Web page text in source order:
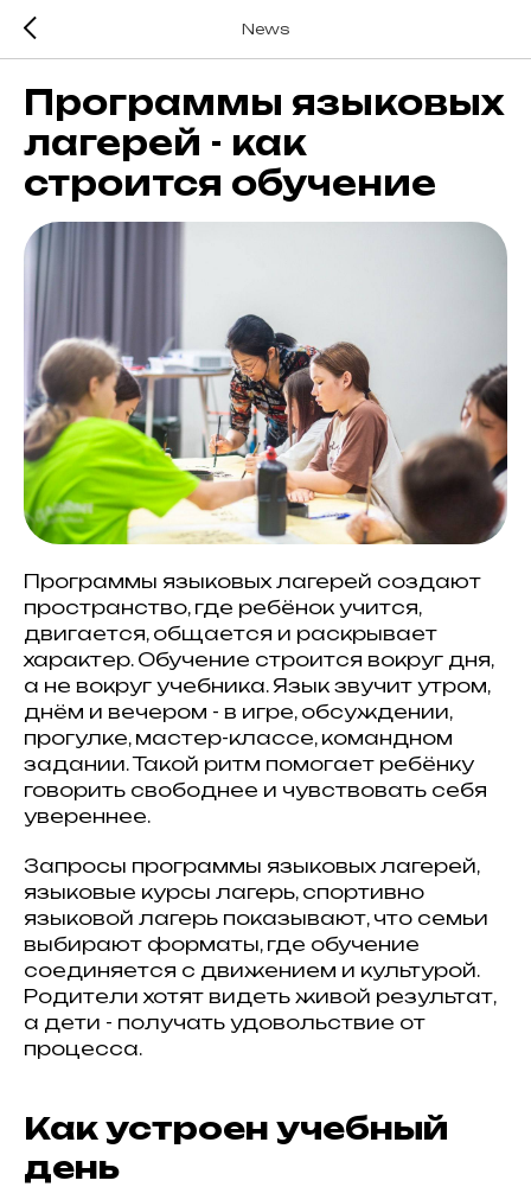
News
Программы языковых
лагерей - как
строится обучение
Программы языковых лагерей создают
пространство, где ребёнок учится,
двигается, общается и раскрывает
характер. Обучение строится вокруг дня,
а не вокруг учебника. Язык звучит утром,
днём и вечером - в игре, обсуждении,
прогулке, мастер-классе, командном
задании. Такой ритм помогает ребёнку
говорить свободнее и чувствовать себя
увереннее.
Запросы программы языковых лагерей,
языковые курсы лагерь, спортивно
языковой лагерь показывают, что семьи
выбирают форматы, где обучение
соединяется с движением и культурой.
Родители хотят видеть живой результат,
а дети - получать удовольствие от
процесса.
Как устроен учебный
день